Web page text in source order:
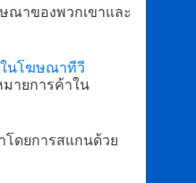
ณาของพวกเขาและ
ในโฆษณาทีวี
ายการค้าใน
โดยการสแกนด้วย